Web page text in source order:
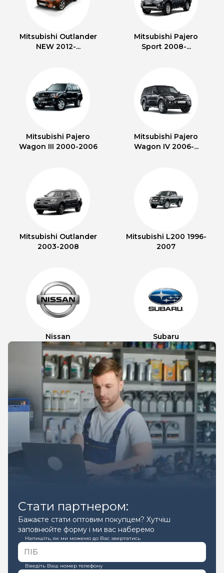
Mitsubishi Outlander
NEW 2012-...
Mitsubishi Pajero
Sport 2008-...
Mitsubishi Pajero
Wagon III 2000-2006
Mitsubishi Pajero
Wagon IV 2006-...
Mitsubishi Outlander
2003-2008
Mitsubishi L200 1996-
2007
Nissan Subaru
Стати партнером:
Бажаєте стати оптовим покупцем? Хутчіш
заповнюйте форму і ми вас наберемо
Напишіть, як ми можемо до Вас звертатись
Введіть Ваш номер телефону